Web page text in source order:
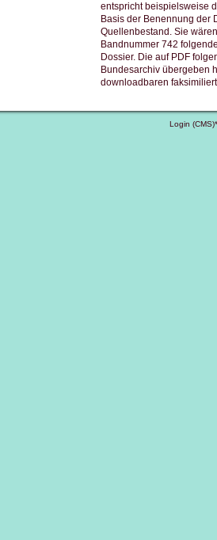
entspricht beispielsweise
Basis der Benennung der
Quellenbestand. Sie
Bandnummer 742
Dossier. Die auf PDF
Bundesarchiv übergeben
downloadbaren
Login (CMS)*